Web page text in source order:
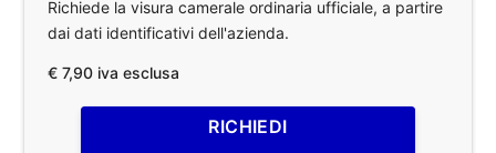
Richiede la visura camerale ordinaria ufficiale, a partire
dai dati identificativi dell'azienda.
€ 7,90 iva esclusa
RICHIEDI